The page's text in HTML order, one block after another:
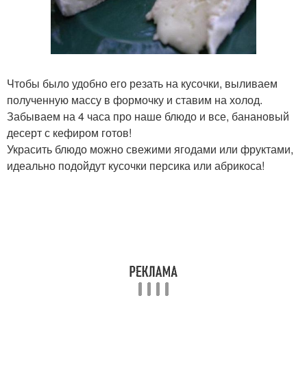
Чтобы было удобно его резать на кусочки, выливаем
полученную массу в формочку и ставим на холод.
Забываем на 4 часа про наше блюдо и все, банановый
десерт с кефиром готов!
Украсить блюдо можно свежими ягодами или фруктами,
идеально подойдут кусочки персика или абрикоса!